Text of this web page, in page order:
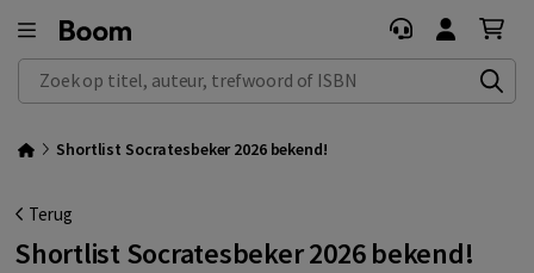
Zoek op titel, auteur, trefwoord of ISBN
Shortlist Socratesbeker 2026 bekend!
Terug
Shortlist Socratesbeker 2026 bekend!